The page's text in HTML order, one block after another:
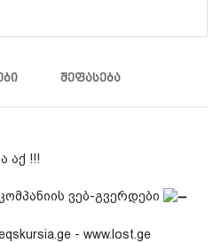
ᲨᲔᲤᲐᲡᲔᲑᲐ
აქ !!!
ვებ-გვერდები
- www.lost.ge